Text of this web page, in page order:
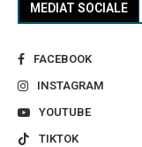
MEDIAT SOCIALE
FACEBOOK
INSTAGRAM
YOUTUBE
TIKTOK